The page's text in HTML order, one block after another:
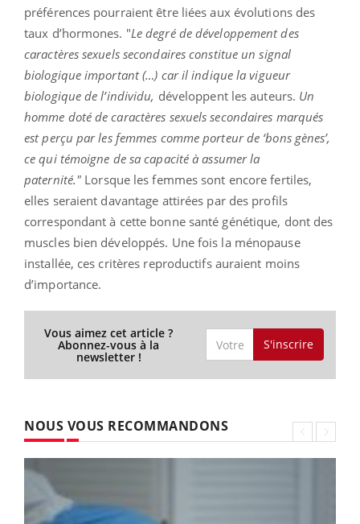
préférences pourraient être liées aux évolutions des
taux d’hormones. "Le degré de développement des
caractères sexuels secondaires constitue un signal
biologique important (…) car il indique la vigueur
biologique de l’individu, développent les auteurs. Un
homme doté de caractères sexuels secondaires marqués
est perçu par les femmes comme porteur de ‘bons gènes’,
ce qui témoigne de sa capacité à assumer la
paternité." Lorsque les femmes sont encore fertiles,
elles seraient davantage attirées par des profils
correspondant à cette bonne santé génétique, dont des
muscles bien développés. Une fois la ménopause
installée, ces critères reproductifs auraient moins
d’importance.
Vous aimez cet article ?
Abonnez-vous à la
newsletter !
S'inscrire
NOUS VOUS RECOMMANDONS